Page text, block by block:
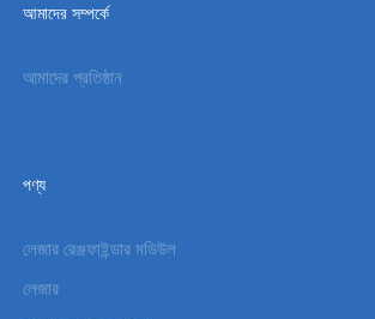
আমাদের সম্পর্কে
আমাদের প্রতিষ্ঠান
পণ্য
লেজার রেঞ্জফাইন্ডার মডিউল
লেজার